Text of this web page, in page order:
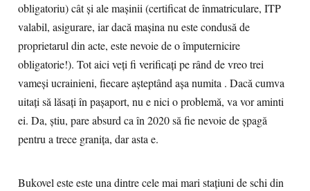
obligatoriu) cât şi ale maşinii (certificat de înmatriculare, ITP
valabil, asigurare, iar dacă maşina nu este condusă de
proprietarul din acte, este nevoie de o împuternicire
obligatorie!). Tot aici veţi fi verificaţi pe rând de vreo trei
vameşi ucrainieni, fiecare aşteptând aşa numita . Dacă cumva
uitaţi să lăsaţi în paşaport, nu e nici o problemă, va vor aminti
ei. Da, ştiu, pare absurd ca în 2020 să fie nevoie de şpagă
pentru a trece graniţa, dar asta e.
Bukovel este este una dintre cele mai mari staţiuni de schi din